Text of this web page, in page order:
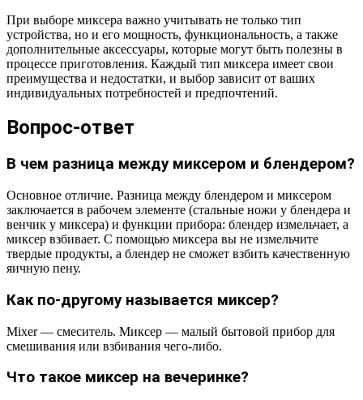
При выборе миксера важно учитывать не только тип
устройства, но и его мощность, функциональность, а также
дополнительные аксессуары, которые могут быть полезны в
процессе приготовления. Каждый тип миксера имеет свои
преимущества и недостатки, и выбор зависит от ваших
индивидуальных потребностей и предпочтений.
Вопрос-ответ
В чем разница между миксером и блендером?
Основное отличие. Разница между блендером и миксером
заключается в рабочем элементе (стальные ножи у блендера и
венчик у миксера) и функции прибора: блендер измельчает, а
миксер взбивает. С помощью миксера вы не измельчите
твердые продукты, а блендер не сможет взбить качественную
яичную пену.
Как по-другому называется миксер?
Mixer — смеситель. Миксер — малый бытовой прибор для
смешивания или взбивания чего-либо.
Что такое миксер на вечеринке?